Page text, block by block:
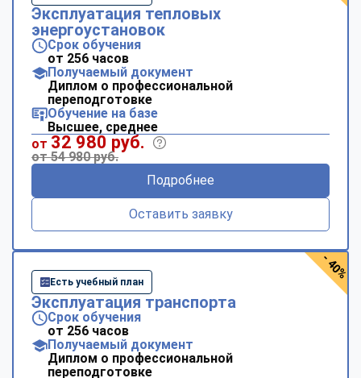
Эксплуатация тепловых
энергоустановок
Срок обучения
от 256 часов
Получаемый документ
Диплом о профессиональной
переподготовке
Обучение на базе
Высшее, среднее
от 32 980 руб.
от 54 980 руб.
Подробнее
Оставить заявку
Есть учебный план
Эксплуатация транспорта
Срок обучения
от 256 часов
Получаемый документ
Диплом о профессиональной
переподготовке
- 40%
ChatApp
online
Свяжитесь с нами через любой удобный мессенджер!
Telegram
Vkontakte EMail
Max